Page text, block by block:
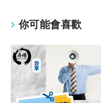
你可能會喜歡